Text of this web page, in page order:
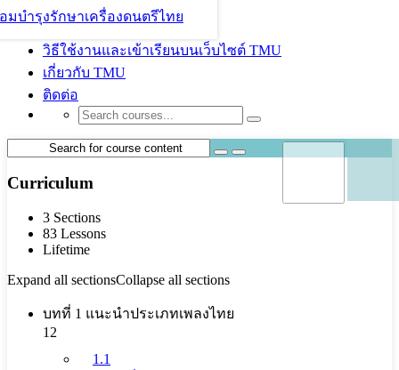
มบำรุงรักษาเครื่องดนตรีไทย
วิธีใช้งานและเข้าเรียนบนเว็บไซต์ TMU
เกี่ยวกับ TMU
ติดต่อ
Curriculum
3 Sections
83 Lessons
Lifetime
Expand all sectionsCollapse all sections
บทที่ 1 แนะนำประเภทเพลงไทย
12
1.1